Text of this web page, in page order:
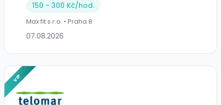
150 - 300 Kč/hod.
Max fit s.r.o. • Praha 8
07.08.2026
VIP